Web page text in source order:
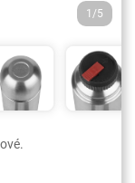
1/5